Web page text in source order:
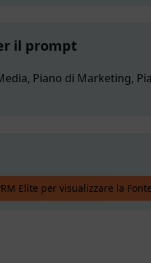
il prompt
Piano di Marketing,
social media da zero
Elite per visualizzare la